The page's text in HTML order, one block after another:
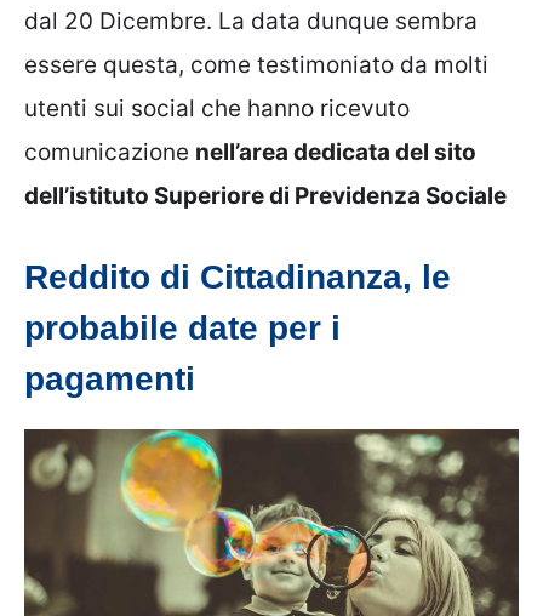
dal 20 Dicembre. La data dunque sembra
essere questa, come testimoniato da molti
utenti sui social che hanno ricevuto
comunicazione nell’area dedicata del sito
dell’istituto Superiore di Previdenza Sociale
Reddito di Cittadinanza, le
probabile date per i
pagamenti